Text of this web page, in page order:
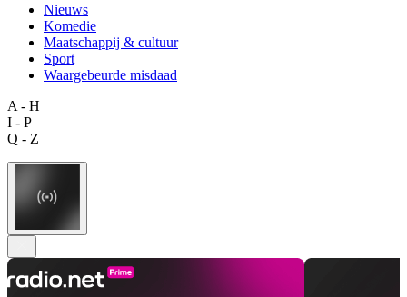
Nieuws
Komedie
Maatschappij & cultuur
Sport
Waargebeurde misdaad
A - H
I - P
Q - Z